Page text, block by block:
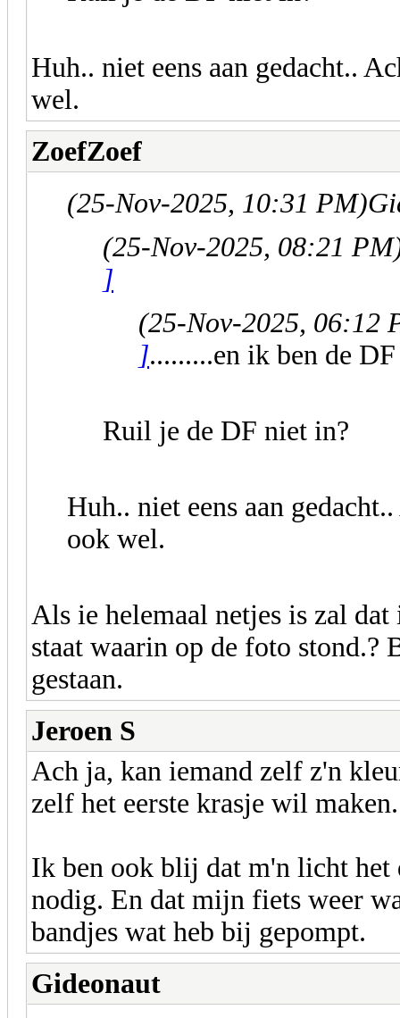
Huh.. niet eens aan gedacht..
wel.
ZoefZoef
(25-Nov-2025, 10:31 PM)
(25-Nov-2025, 08:21
]
(25-Nov-2025, 06:12
].........en ik ben de
Ruil je de DF niet in?
Huh.. niet eens aan
ook wel.
Als ie helemaal netjes is zal
staat waarin op de foto
gestaan.
Jeroen S
Ach ja, kan iemand zelf z'n
zelf het eerste krasje wil maken.
Ik ben ook blij dat m'n licht het
nodig. En dat mijn fiets weer
bandjes wat heb bij gepompt.
Gideonaut